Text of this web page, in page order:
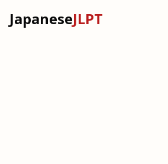
JapaneseJLPT